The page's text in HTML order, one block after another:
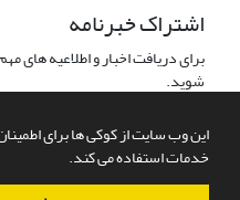
این وب سایت از کوکی ها برای
خدمات استفاده می کند.
اشتراک خبرنامه
برای دریافت اخبار و اطلاعیه
شوید.